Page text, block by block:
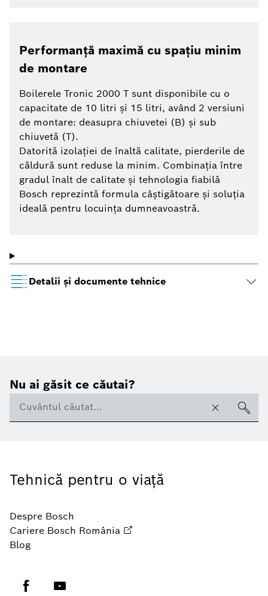
Performanţă maximă cu spaţiu minim
de montare
Boilerele Tronic 2000 T sunt disponibile cu o
capacitate de 10 litri şi 15 litri, având 2 versiuni
de montare: deasupra chiuvetei (B) şi sub
chiuvetă (T).
Datorită izolaţiei de înaltă calitate, pierderile de
căldură sunt reduse la minim. Combinaţia între
gradul înalt de calitate şi tehnologia fiabilă
Bosch reprezintă formula câştigătoare şi soluţia
ideală pentru locuinţa dumneavoastră.
Detalii şi documente tehnice
Nu ai găsit ce căutai?
Tehnică pentru o viaţă
Despre Bosch
Cariere Bosch România
Blog